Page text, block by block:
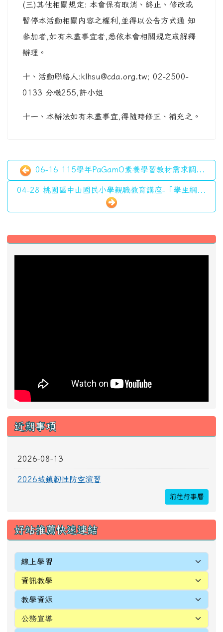
(三)其他相關規定: 本會保有取消、終止、修改或
暫停本活動相關內容之權利,並得以公告方式通 知
參加者,如有未盡事宜者,悉依本會相關規定或解釋
辦理。
十、活動聯絡人:klhsu@cda.org.tw; 02-2500-
0133 分機255,許小姐
十一、本辦法如有未盡事宜,得隨時修正、補充之。
06-16 115學年PaGamO素養學習教材需求調...
04-28 桃園區中山國民小學親職教育講座-「學生網...
左邊區域內容
近期事項
2026-08-13
2026城鎮韌性防空演習
前往行事曆
好站推薦快速連結